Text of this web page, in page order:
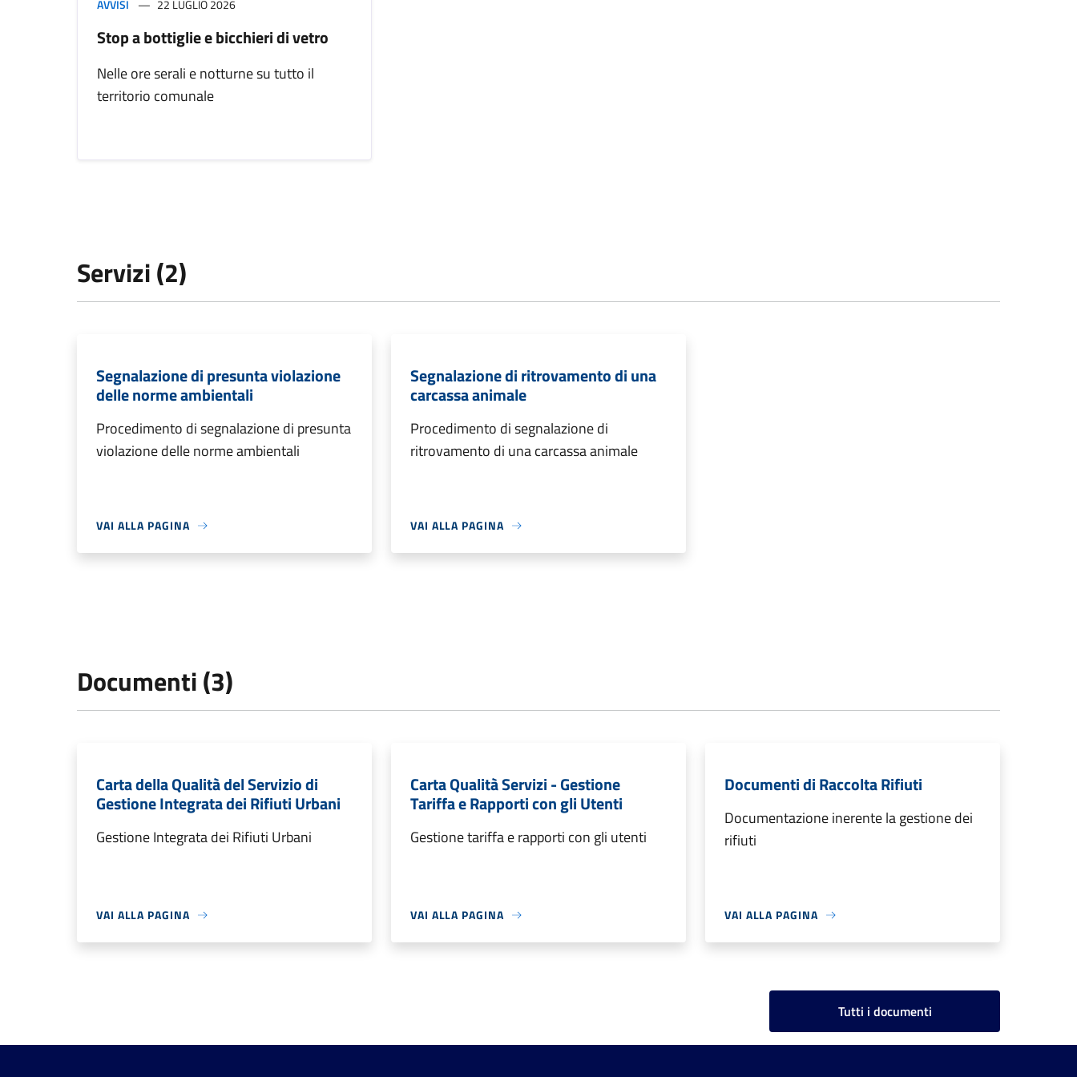
AVVISI 22 LUGLIO 2026
Stop a bottiglie e bicchieri di vetro
Nelle ore serali e notturne su tutto il
territorio comunale
Servizi (2)
Segnalazione di presunta violazione
delle norme ambientali
Procedimento di segnalazione di presunta
violazione delle norme ambientali
VAI ALLA PAGINA
Segnalazione di ritrovamento di una
carcassa animale
Procedimento di segnalazione di
ritrovamento di una carcassa animale
VAI ALLA PAGINA
Documenti (3)
Carta della Qualità del Servizio di
Gestione Integrata dei Rifiuti Urbani
Gestione Integrata dei Rifiuti Urbani
VAI ALLA PAGINA
Carta Qualità Servizi - Gestione
Tariffa e Rapporti con gli Utenti
Gestione tariffa e rapporti con gli utenti
VAI ALLA PAGINA
Documenti di Raccolta Rifiuti
Documentazione inerente la gestione dei
rifiuti
VAI ALLA PAGINA
Tutti i documenti